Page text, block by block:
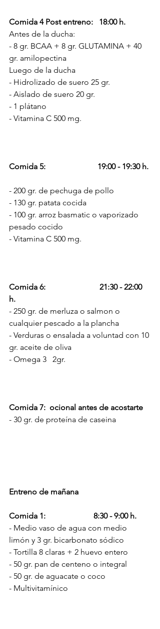
Comida 4 Post entreno:   18:00 h.
Antes de la ducha:
- 8 gr. BCAA + 8 gr. GLUTAMINA + 40
gr. amilopectina
Luego de la ducha
- Hidrolizado de suero 25 gr.
- Aislado de suero 20 gr.
- 1 plátano
- Vitamina C 500 mg.
Comida 5:                          19:00 - 19:30 h.
- 200 gr. de pechuga de pollo
- 130 gr. patata cocida
- 100 gr. arroz basmatic o vaporizado
pesado cocido
- Vitamina C 500 mg.
Comida 6:                           21:30 - 22:00
h.
- 250 gr. de merluza o salmon o
cualquier pescado a la plancha
- Verduras o ensalada a voluntad con 10
gr. aceite de oliva
- Omega 3   2gr.
Comida 7:  ocional antes de acostarte
- 30 gr. de proteína de caseina
Entreno de mañana
Comida 1:
8:30 - 9:00 h.
- Medio vaso de agua con medio
limón y 3 gr. bicarbonato sódico
- Tortilla 8 claras + 2 huevo entero
- 50 gr. pan de centeno o integral
- 50 gr. de aguacate o coco
- Multivitamínico